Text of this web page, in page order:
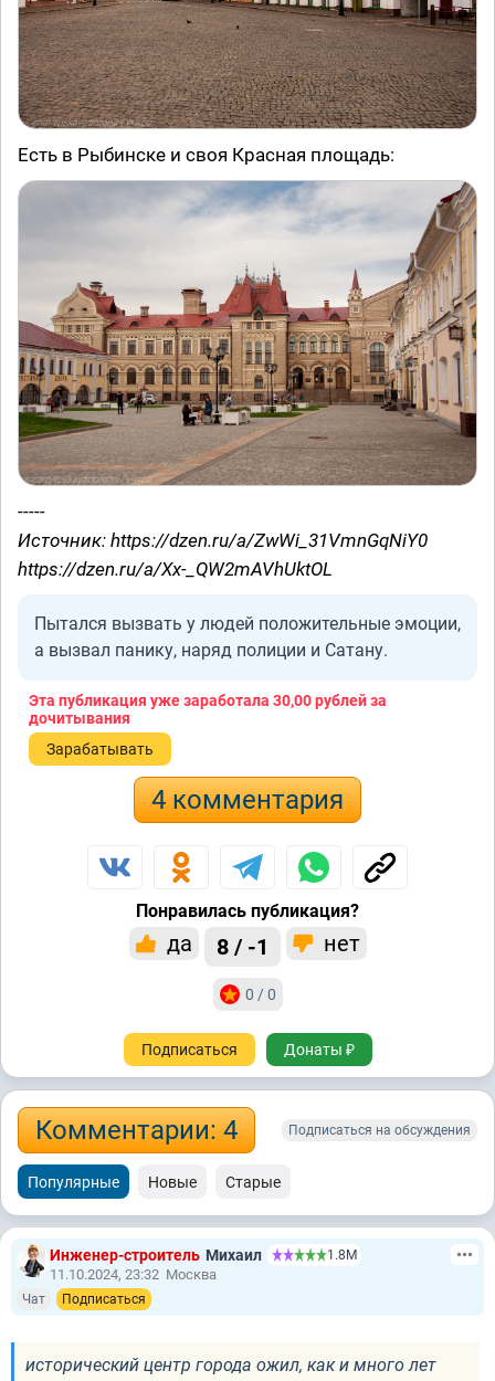
Есть в Рыбинске и своя Красная площадь:
-----
Источник: https://dzen.ru/a/ZwWi_31VmnGqNiY0
https://dzen.ru/a/Xx-_QW2mAVhUktOL
Пытался вызвать у людей положительные эмоции,
а вызвал панику, наряд полиции и Сатану.
Эта публикация уже заработала 30,00 рублейза
дочитывания
Зарабатывать
4 комментария
Понравилась публикация?
да 8 / -1 нет
0 / 0
Подписаться Донаты ₽
Комментарии: 4 Подписаться на обсуждения
Популярные Новые Старые
Инженер-строитель Михаил 1.8М
11.10.2024, 23:32 Москва
Чат Подписаться
исторический центр города ожил, как и много лет